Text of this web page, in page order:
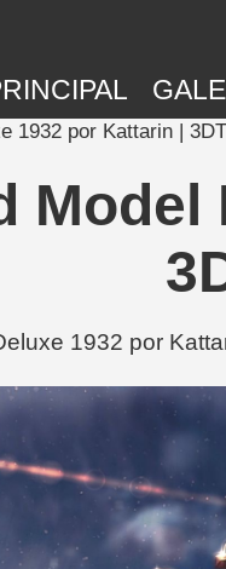
1932 por Kattarin |
1932 por